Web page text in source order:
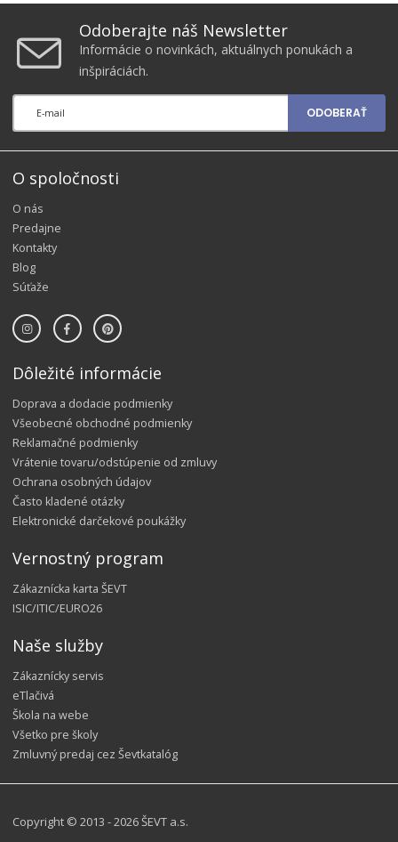
Odoberajte náš Newsletter
Informácie o novinkách, aktuálnych ponukách a
inšpiráciách.
ODOBERAŤ
O spoločnosti
O nás
Predajne
Kontakty
Blog
Súťaže
Dôležité informácie
Doprava a dodacie podmienky
Všeobecné obchodné podmienky
Reklamačné podmienky
Vrátenie tovaru/odstúpenie od zmluvy
Ochrana osobných údajov
Často kladené otázky
Elektronické darčekové poukážky
Vernostný program
Zákaznícka karta ŠEVT
ISIC/ITIC/EURO26
Naše služby
Zákaznícky servis
eTlačivá
Škola na webe
Všetko pre školy
Zmluvný predaj cez Ševtkatalóg
Copyright © 2013 - 2026 ŠEVT a.s.